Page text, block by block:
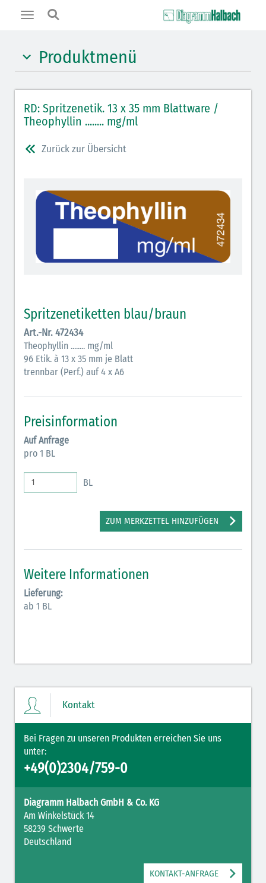
Toggle
Produktmenü
Benzodiazepine (orange)
Benzodiazepin-Antagonisten (orange schraffiert)
Muskelrelaxantien (rot weißer Kopfbalken)
Opiate/Opioide (hellblau)
Opioid-Antagonisten (hellblau schraffiert)
Lokalanästhetika (grau)
schraffiert)
Anticholinergika (hellgrün)
Cholinergika (hellgrün schraffiert)
Rahmen)
Bronchodilatatoren (blau-braun)
Antikonvulsiva (grau-lila)
Inodilatatoren (rot-grün)
Elektrolyte (grün-pink)
Elektrolyte Kalium (grün-blau)
Elektrolyte NaCl (grün)
RD: Spritzenetik. 13 x 35 mm Blattware /
Theophyllin ........ mg/ml
Zurück zur Übersicht
Spritzenetiketten blau/braun
Art.-Nr. 472434
Theophyllin ........ mg/ml
96 Etik. à 13 x 35 mm je Blatt
trennbar (Perf.) auf 4 x A6
Preisinformation
Auf Anfrage
pro 1 BL
BL
ZUM MERKZETTEL HINZUFÜGEN
Weitere Informationen
Lieferung:
ab 1 BL
Kontakt
Bei Fragen zu unseren Produkten erreichen Sie uns
unter:
+49(0)2304/759-0
Diagramm Halbach GmbH & Co. KG
Am Winkelstück 14
58239 Schwerte
Deutschland
KONTAKT-ANFRAGE